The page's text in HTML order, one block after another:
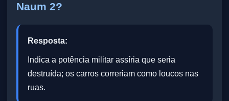
Naum 2?
Resposta:
Indica a potência militar assíria que seria
destruída; os carros correriam como loucos nas
ruas.